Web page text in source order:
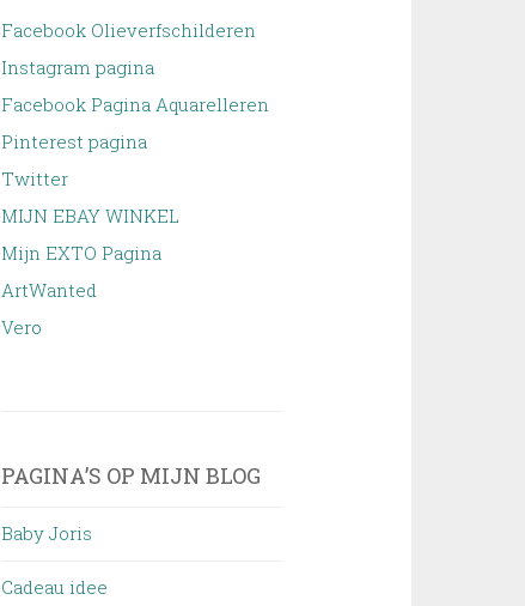
Facebook Olieverfschilderen
Instagram pagina
Facebook Pagina Aquarelleren
Pinterest pagina
Twitter
MIJN EBAY WINKEL
Mijn EXTO Pagina
ArtWanted
Vero
PAGINA’S OP MIJN BLOG
Baby Joris
Cadeau idee